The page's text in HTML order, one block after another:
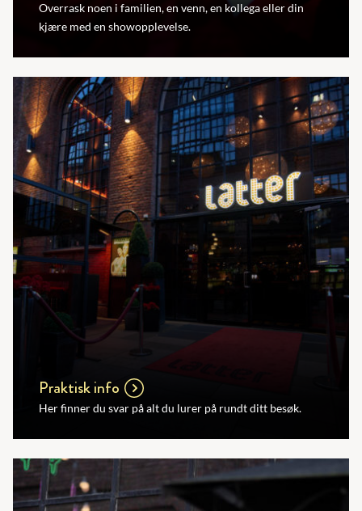
Overrask noen i familien, en venn, en kollega eller din
kjære med en showopplevelse.
Praktisk info
Her finner du svar på alt du lurer på rundt ditt besøk.